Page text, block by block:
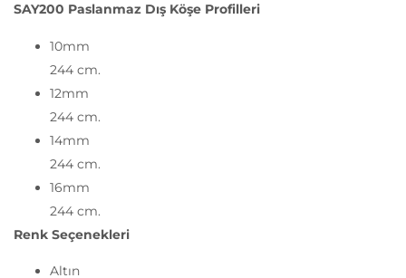
SAY200 Paslanmaz Dış Köşe Profilleri
10mm
244 cm.
12mm
244 cm.
14mm
244 cm.
16mm
244 cm.
Renk Seçenekleri
Altın